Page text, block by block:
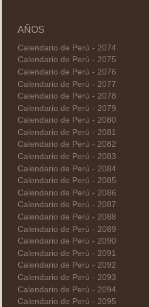
AÑOS
Calendario de Perú - 2074
Calendario de Perú - 2075
Calendario de Perú - 2076
Calendario de Perú - 2077
Calendario de Perú - 2078
Calendario de Perú - 2079
Calendario de Perú - 2080
Calendario de Perú - 2081
Calendario de Perú - 2082
Calendario de Perú - 2083
Calendario de Perú - 2084
Calendario de Perú - 2085
Calendario de Perú - 2086
Calendario de Perú - 2087
Calendario de Perú - 2088
Calendario de Perú - 2089
Calendario de Perú - 2090
Calendario de Perú - 2091
Calendario de Perú - 2092
Calendario de Perú - 2093
Calendario de Perú - 2094
Calendario de Perú - 2095